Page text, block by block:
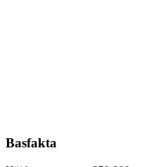
Basfakta